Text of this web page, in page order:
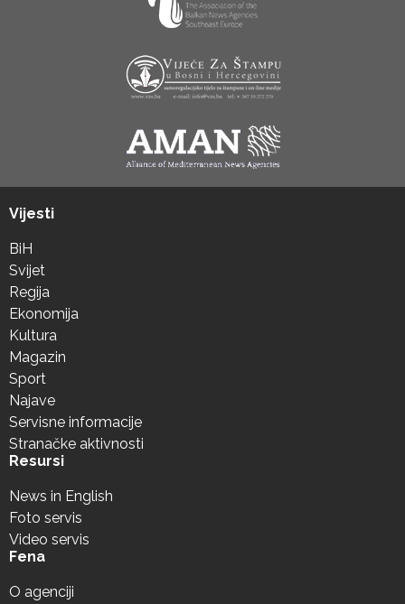
Vijesti
BiH
Svijet
Regija
Ekonomija
Kultura
Magazin
Sport
Najave
Servisne informacije
Stranačke aktivnosti
Resursi
News in English
Foto servis
Video servis
Fena
O agenciji